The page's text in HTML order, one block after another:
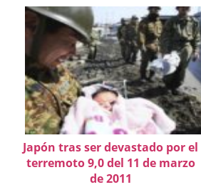
Japón tras ser devastado por el
terremoto 9,0 del 11 de marzo
de 2011